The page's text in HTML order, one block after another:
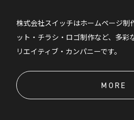
株式会社スイッチはホームページ制
ット・チラシ・ロゴ制作など、多彩
リエイティブ・カンパニーです。
MORE